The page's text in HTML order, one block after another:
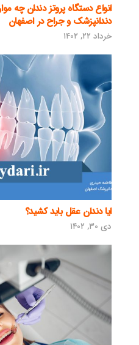
انواع دستگاه پروتز دندان چه
دندانپزشک و جراح در اصفهان
خرداد ۲۲, ۱۴۰۲
ایا دندان عقل باید کشید؟
دی ۳۰, ۱۴۰۲